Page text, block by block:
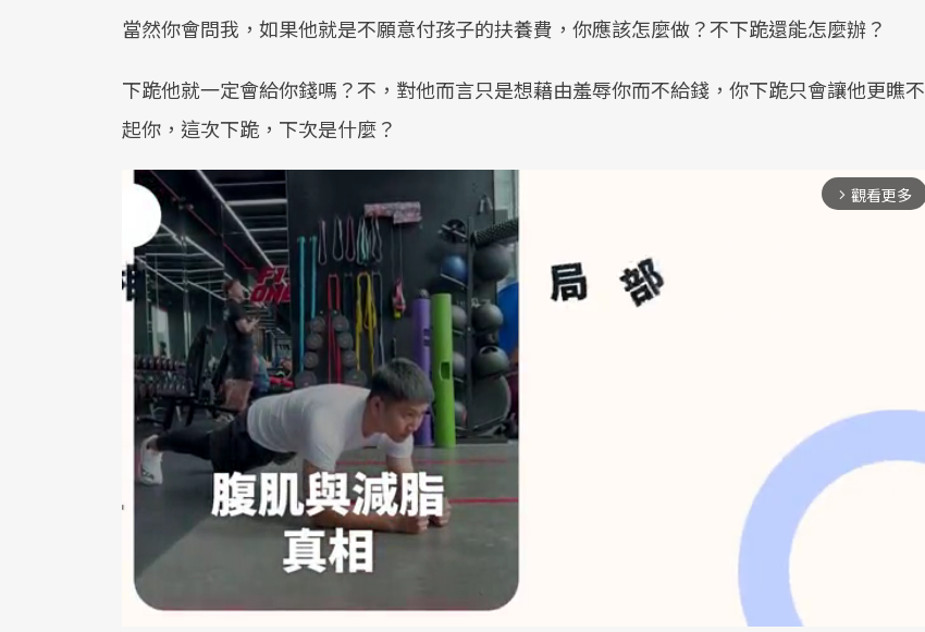
當然你會問我，如果他就是不願意付孩子的扶養費，你應該怎麼做？不下跪還能怎麼辦？
下跪他就一定會給你錢嗎？不，對他而言只是想藉由羞辱你而不給錢，你下跪只會讓他更瞧不
起你，這次下跪，下次是什麼？
arrow_forward_ios 觀看更多